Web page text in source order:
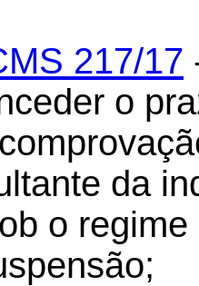
217/17
o
da
o